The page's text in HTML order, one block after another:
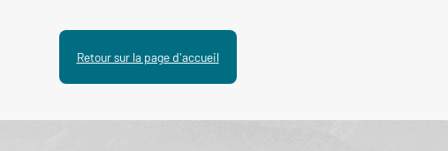
Retour sur la page d'accueil